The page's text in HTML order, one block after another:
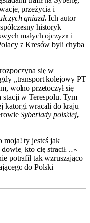
przeżycia i
gniazd. Ich autor
historyk
małych ojczyzn i
z Kresów byli chyba
rozpoczyna się w
„transport kolejowy PT
wolno przetoczył się
stacji w Terespolu. Tym
katorgi wracali do kraju
Syberiady polskiej,
moja! ty jesteś jak
dowie, kto cię stracił…«
potrafił tak wzruszająco
do Polski